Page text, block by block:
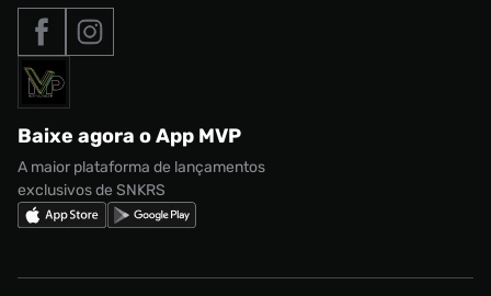
Roupas
Acessórios
Marcas
Nike Air Max
adidas Adi2000
adidas Campus
Nike Shox
Nossas lojas
Termos de uso
Política de privacidade
Regulamento CRM/ CASHBACK
Regulamento Cupom
Tipos de entrega
Formas de Pagamento
Solicite seus dados
Baixe agora o App MVP
A maior plataforma de lançamentos
exclusivos de SNKRS